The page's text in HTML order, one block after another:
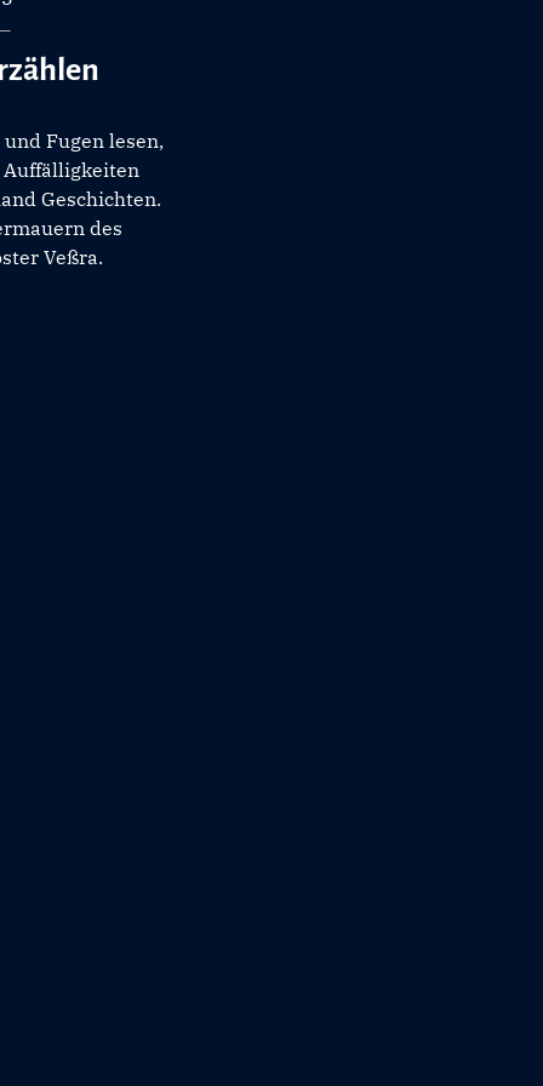
Fugen lesen,
Geschichten.
des
Veßra.